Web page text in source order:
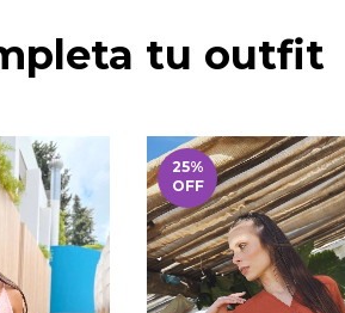
tu outfit
25%
OFF